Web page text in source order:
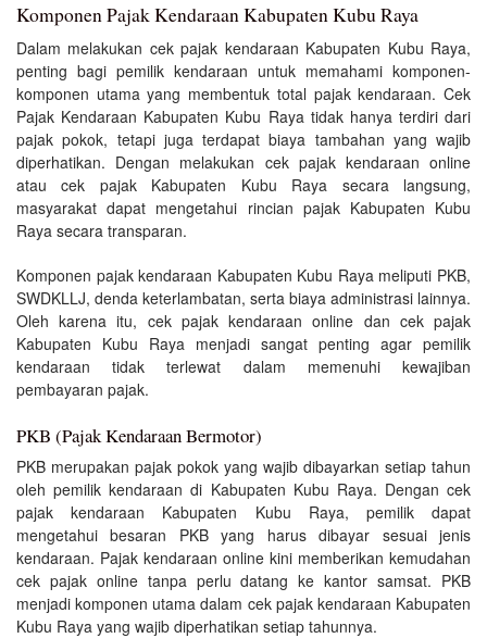
Komponen Pajak Kendaraan Kabupaten Kubu Raya
Dalam melakukan cek pajak kendaraan Kabupaten Kubu Raya,
penting bagi pemilik kendaraan untuk memahami komponen-
komponen utama yang membentuk total pajak kendaraan. Cek
Pajak Kendaraan Kabupaten Kubu Raya tidak hanya terdiri dari
pajak pokok, tetapi juga terdapat biaya tambahan yang wajib
diperhatikan. Dengan melakukan cek pajak kendaraan online
atau cek pajak Kabupaten Kubu Raya secara langsung,
masyarakat dapat mengetahui rincian pajak Kabupaten Kubu
Raya secara transparan.
Komponen pajak kendaraan Kabupaten Kubu Raya meliputi PKB,
SWDKLLJ, denda keterlambatan, serta biaya administrasi lainnya.
Oleh karena itu, cek pajak kendaraan online dan cek pajak
Kabupaten Kubu Raya menjadi sangat penting agar pemilik
kendaraan tidak terlewat dalam memenuhi kewajiban
pembayaran pajak.
PKB (Pajak Kendaraan Bermotor)
PKB merupakan pajak pokok yang wajib dibayarkan setiap tahun
oleh pemilik kendaraan di Kabupaten Kubu Raya. Dengan cek
pajak kendaraan Kabupaten Kubu Raya, pemilik dapat
mengetahui besaran PKB yang harus dibayar sesuai jenis
kendaraan. Pajak kendaraan online kini memberikan kemudahan
cek pajak online tanpa perlu datang ke kantor samsat. PKB
menjadi komponen utama dalam cek pajak kendaraan Kabupaten
Kubu Raya yang wajib diperhatikan setiap tahunnya.